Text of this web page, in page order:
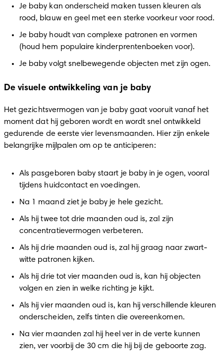
Je baby kan onderscheid maken tussen kleuren als
rood, blauw en geel met een sterke voorkeur voor rood.
Je baby houdt van complexe patronen en vormen
(houd hem populaire kinderprentenboeken voor).
Je baby volgt snelbewegende objecten met zijn ogen.
De visuele ontwikkeling van je baby
Het gezichtsvermogen van je baby gaat vooruit vanaf het
moment dat hij geboren wordt en wordt snel ontwikkeld
gedurende de eerste vier levensmaanden. Hier zijn enkele
belangrijke mijlpalen om op te anticiperen:
Als pasgeboren baby staart je baby in je ogen, vooral
tijdens huidcontact en voedingen.
Na 1 maand ziet je baby je hele gezicht.
Als hij twee tot drie maanden oud is, zal zijn
concentratievermogen verbeteren.
Als hij drie maanden oud is, zal hij graag naar zwart-
witte patronen kijken.
Als hij drie tot vier maanden oud is, kan hij objecten
volgen en zien in welke richting je kijkt.
Als hij vier maanden oud is, kan hij verschillende kleuren
onderscheiden, zelfs tinten die overeenkomen.
Na vier maanden zal hij heel ver in de verte kunnen
zien, ver voorbij de 30 cm die hij bij de geboorte zag.